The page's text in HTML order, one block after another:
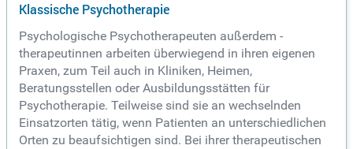
Klassische Psychotherapie
Psychologische Psychotherapeuten außerdem -
therapeutinnen arbeiten überwiegend in ihren eigenen
Praxen, zum Teil auch in Kliniken, Heimen,
Beratungsstellen oder Ausbildungsstätten für
Psychotherapie. Teilweise sind sie an wechselnden
Einsatzorten tätig, wenn Patienten an unterschiedlichen
Orten zu beaufsichtigen sind. Bei ihrer therapeutischen